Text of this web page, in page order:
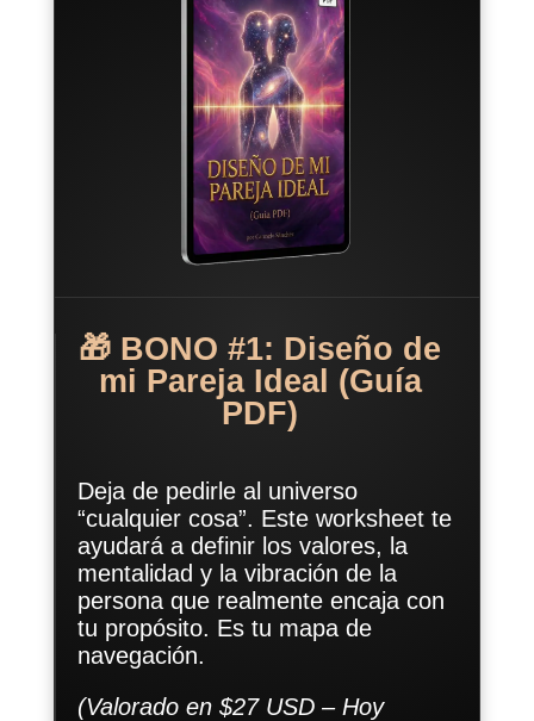
🎁 BONO #1: Diseño de
mi Pareja Ideal (Guía
PDF)
Deja de pedirle al universo
“cualquier cosa”. Este worksheet te
ayudará a definir los valores, la
mentalidad y la vibración de la
persona que realmente encaja con
tu propósito. Es tu mapa de
navegación.
(Valorado en $27 USD – Hoy